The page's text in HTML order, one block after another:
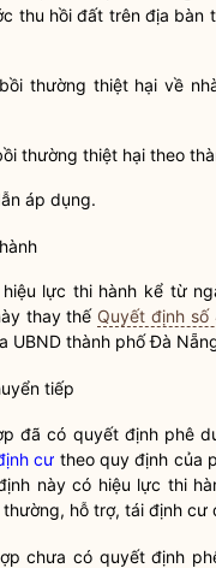
thu hồi đất trênđịa bàn
thường thiệt hại về
thường thiệt hại theo
áp dụng.
lực thi hành kể từ
thay thế Quyết định
UBND thành phố Đà
tiếp
đã có quyết định phê
cư theo quy định của
này có hiệu lực thi
hỗ trợ, tái định cư
chưa có quyết định